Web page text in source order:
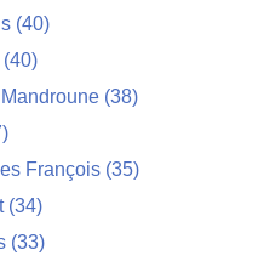
(40)
(40)
(38)
François (35)
(34)
(33)